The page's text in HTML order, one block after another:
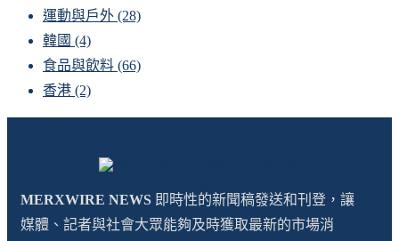
運動與戶外 (28)
韓國 (4)
食品與飲料 (66)
香港 (2)
MERXWIRE NEWS 即時性的新聞稿發送和刊登，讓
媒體、記者與社會大眾能夠及時獲取最新的市場消